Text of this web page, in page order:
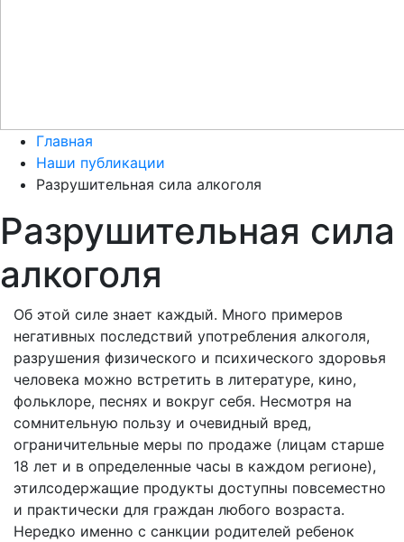
Главная
Наши публикации
Разрушительная сила алкоголя
Разрушительная сила
алкоголя
Об этой силе знает каждый. Много примеров
негативных последствий употребления алкоголя,
разрушения физического и психического здоровья
человека можно встретить в литературе, кино,
фольклоре, песнях и вокруг себя. Несмотря на
сомнительную пользу и очевидный вред,
ограничительные меры по продаже (лицам старше
18 лет и в определенные часы в каждом регионе),
этилсодержащие продукты доступны повсеместно
и практически для граждан любого возраста.
Нередко именно с санкции родителей ребенок